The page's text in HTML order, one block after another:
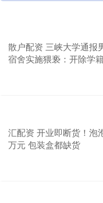
散户配资 三峡大学通报
宿舍实施猥亵：开除学籍
汇配资 开业即断货！泡
万元 包装盒都缺货